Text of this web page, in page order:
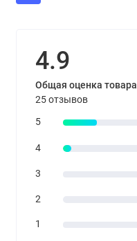
4.9
Общая оценка товара
25 отзывов
5
4
3
2
1